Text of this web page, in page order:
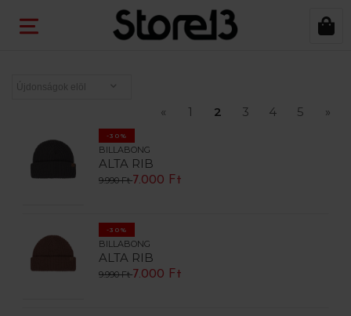
« 1 2 3 4 5 »
-30%
BILLABONG
ALTA RIB
9.990 Ft7.000 Ft
-30%
BILLABONG
ALTA RIB
9.990 Ft7.000 Ft